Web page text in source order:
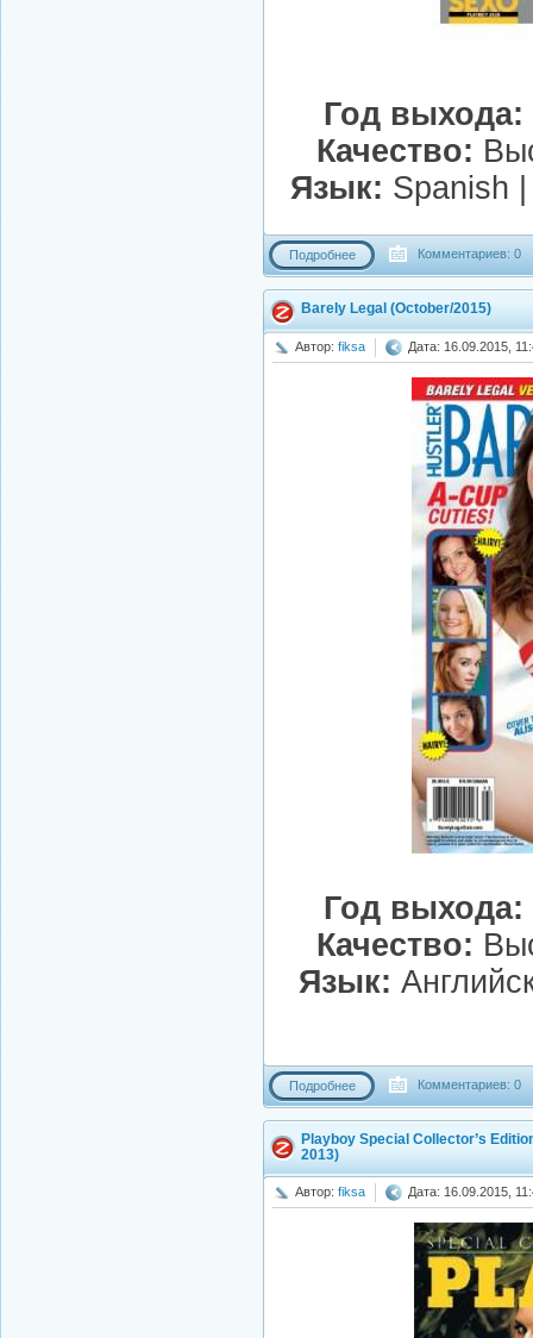
Год выхода:
Качество:
Язык: Spanish
Подробнее Комментариев: 0
Barely Legal (October/2015)
Автор: fiksa Дата: 16.09.2015,
Год выхода:
Качество:
Язык:
Подробнее Комментариев: 0
Playboy Special Collector’s
2013)
Автор: fiksa Дата: 16.09.2015,